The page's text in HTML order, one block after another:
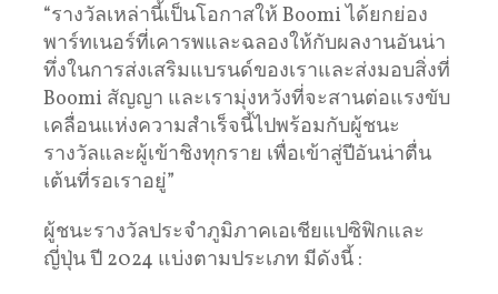
“รางวัลเหล่านี้เป็นโอกาสให้ Boomi ได้ยกย่อง
พาร์ทเนอร์ที่เคารพและฉลองให้กับผลงานอันน่า
ทึ่งในการส่งเสริมแบรนด์ของเราและส่งมอบสิ่งที่
Boomi สัญญา และเรามุ่งหวังที่จะสานต่อแรงขับ
เคลื่อนแห่งความสำเร็จนี้ไปพร้อมกับผู้ชนะ
รางวัลและผู้เข้าชิงทุกราย เพื่อเข้าสู่ปีอันน่าตื่น
เต้นที่รอเราอยู่”
ผู้ชนะรางวัลประจำภูมิภาคเอเชียแปซิฟิกและ
ญี่ปุ่น ปี 2024 แบ่งตามประเภท มีดังนี้ :